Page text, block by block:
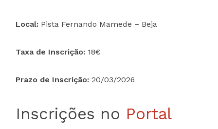
Local: Pista Fernando Mamede – Beja
Taxa de Inscrição: 18€
Prazo de Inscrição: 20/03/2026
Inscrições no Portal